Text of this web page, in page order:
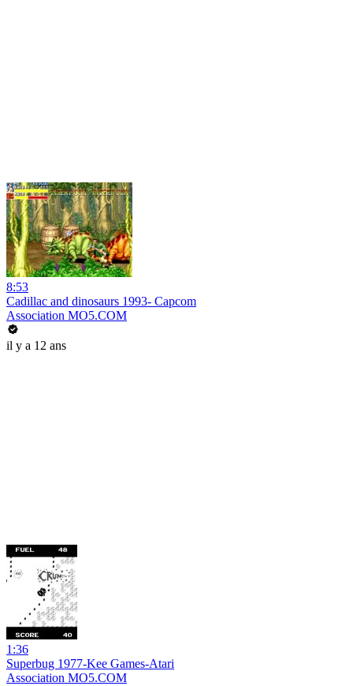
8:53
Cadillac and dinosaurs 1993- Capcom
Association MO5.COM
il y a 12 ans
1:36
Superbug 1977-Kee Games-Atari
Association MO5.COM